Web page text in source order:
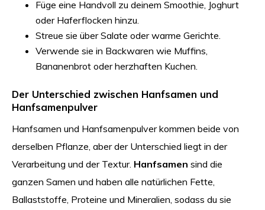
Füge eine Handvoll zu deinem Smoothie, Joghurt
oder Haferflocken hinzu.
Streue sie über Salate oder warme Gerichte.
Verwende sie in Backwaren wie Muffins,
Bananenbrot oder herzhaften Kuchen.
Der Unterschied zwischen Hanfsamen und
Hanfsamenpulver
Hanfsamen und Hanfsamenpulver kommen beide von
derselben Pflanze, aber der Unterschied liegt in der
Verarbeitung und der Textur. Hanfsamen sind die
ganzen Samen und haben alle natürlichen Fette,
Ballaststoffe, Proteine und Mineralien, sodass du sie